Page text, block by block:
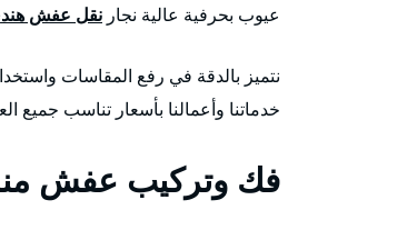
عيوب بحرفية عالية نجار نقل عفش
نتميز بالدقة في رفع المقاسات
خدماتنا وأعمالنا بأسعار تناسب جميع
فك وتركيب عفش